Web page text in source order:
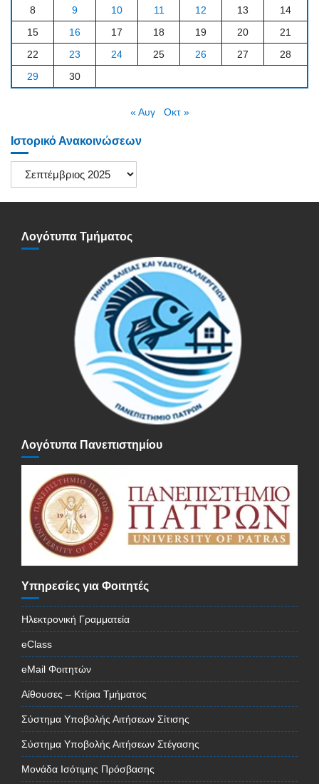
8
9 10 11 12 13
14
15
16 17 18 19 20
21
22
23 24 25 26 27
28
29
30
« Αυγ Οκτ »
Ιστορικό Ανακοινώσεων
Ιστορικό
Ανακοινώσεων
Λογότυπα Τμήματος
Λογότυπα Πανεπιστημίου
Υπηρεσίες για Φοιτητές
Ηλεκτρονική Γραμματεία
eClass
eMail Φοιτητών
Αίθουσες – Κτίρια Τμήματος
Σύστημα Υποβολής Αιτήσεων Σίτισης
Σύστημα Υποβολής Αιτήσεων Στέγασης
Μονάδα Ισότιμης Πρόσβασης